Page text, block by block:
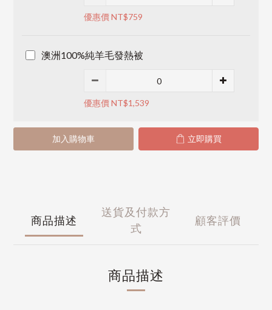
優惠價 NT$759
澳洲100%純羊毛發熱被
優惠價 NT$1,539
加入購物車 立即購買
商品描述
送貨及付款方
式
顧客評價
商品描述